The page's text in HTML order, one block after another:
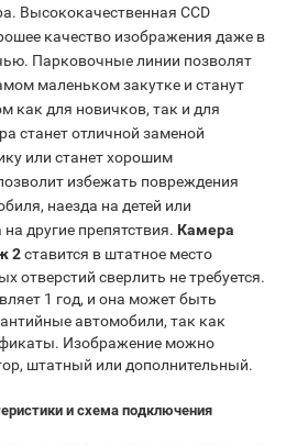
Высококачественная CCD
качество изображения даже в
Парковочные линии позволят
маленьком закутке и станут
для новичков, так и для
станет отличной заменой
или станет хорошим
избежать повреждения
наезда на детей или
другие препятствия. Камера
2ставится в штатное место
отверстий сверлить не требуется.
1 год, и она может быть
автомобили, так как
Изображение можно
штатный или дополнительный.
и схема подключения